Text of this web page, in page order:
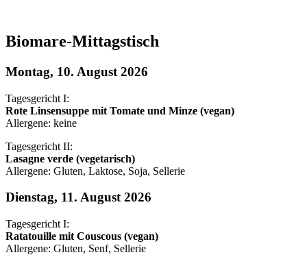
Biomare-Mittagstisch
Montag, 10. August 2026
Tagesgericht I:
Rote Linsensuppe mit Tomate und Minze (vegan)
Allergene: keine
Tagesgericht II:
Lasagne verde (vegetarisch)
Allergene: Gluten, Laktose, Soja, Sellerie
Dienstag, 11. August 2026
Tagesgericht I:
Ratatouille mit Couscous (vegan)
Allergene: Gluten, Senf, Sellerie